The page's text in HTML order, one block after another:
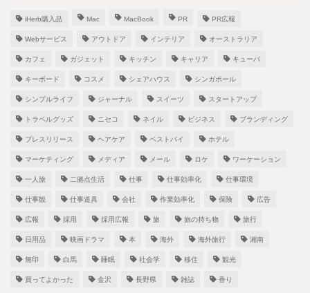
iHerb購入品 Mac MacBook PR PR広報
Webサービス アウトドア インテリア オーストラリア
カフェ ガジェット キッチン キャリア キューバ
キーボード コスメ シェアハウス シンガポール
シンプルライフ ジャーナル スイーツ スタートアップ
トラベルグッズ ニセコ ネイル ビジネス ブランディング
プレスリリース ヘアケア ベストバイ ホテル
マーケティング メディア メール ロケ ワーケーション
一人旅 二拠点生活 仕事 仕事効率化 仕事環境
仕事観 仕事道具 会社 作業効率化 保険 広告
広報 採用 採用広報 旅 旅の持ち物 旅行
日用品 映画ドラマ 本 海外 海外旅行 湘南
無印 白馬 睡眠 社会学 移住 観光
買ってよかった 金沢 長野県 雑誌 香り